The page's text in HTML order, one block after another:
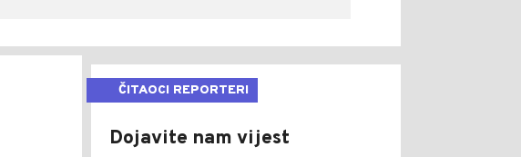
ČITAOCI REPORTERI
Dojavite nam vijest